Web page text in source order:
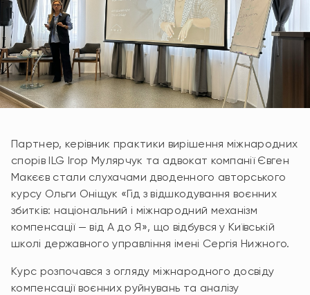
Партнер, керівник практики вирішення міжнародних
спорів ILG Ігор Мулярчук та адвокат компанії Євген
Макєєв стали слухачами дводенного авторського
курсу Ольги Оніщук «Гід з відшкодування воєнних
збитків: національний і міжнародний механізм
компенсації — від А до Я», що відбувся у Київській
школі державного управління імені Сергія Нижного.
Курс розпочався з огляду міжнародного досвіду
компенсації воєнних руйнувань та аналізу